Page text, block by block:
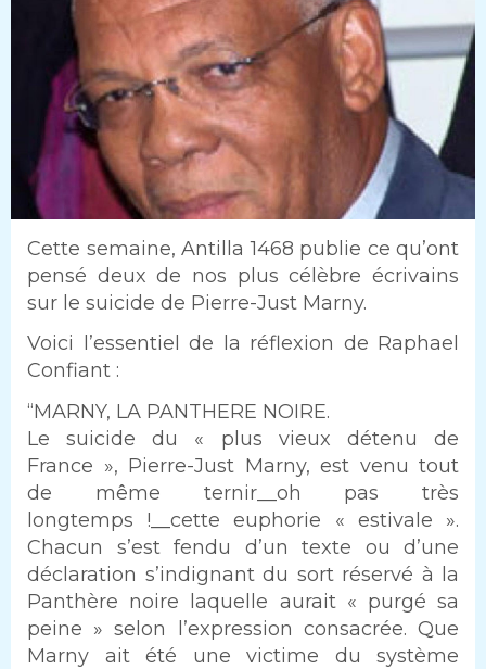
Intro
Cette semaine, Antilla 1468 publie ce qu’ont
pensé deux de nos plus célèbre écrivains
sur le suicide de Pierre-Just Marny.
Texte
Voici l’essentiel de la réflexion de Raphael
Confiant :
“MARNY, LA PANTHERE NOIRE.
Le suicide du « plus vieux détenu de
France », Pierre-Just Marny, est venu tout
de même ternir__oh pas très
longtemps !__cette euphorie « estivale ».
Chacun s’est fendu d’un texte ou d’une
déclaration s’indignant du sort réservé à la
Panthère noire laquelle aurait « purgé sa
peine » selon l’expression consacrée. Que
Marny ait été une victime du système